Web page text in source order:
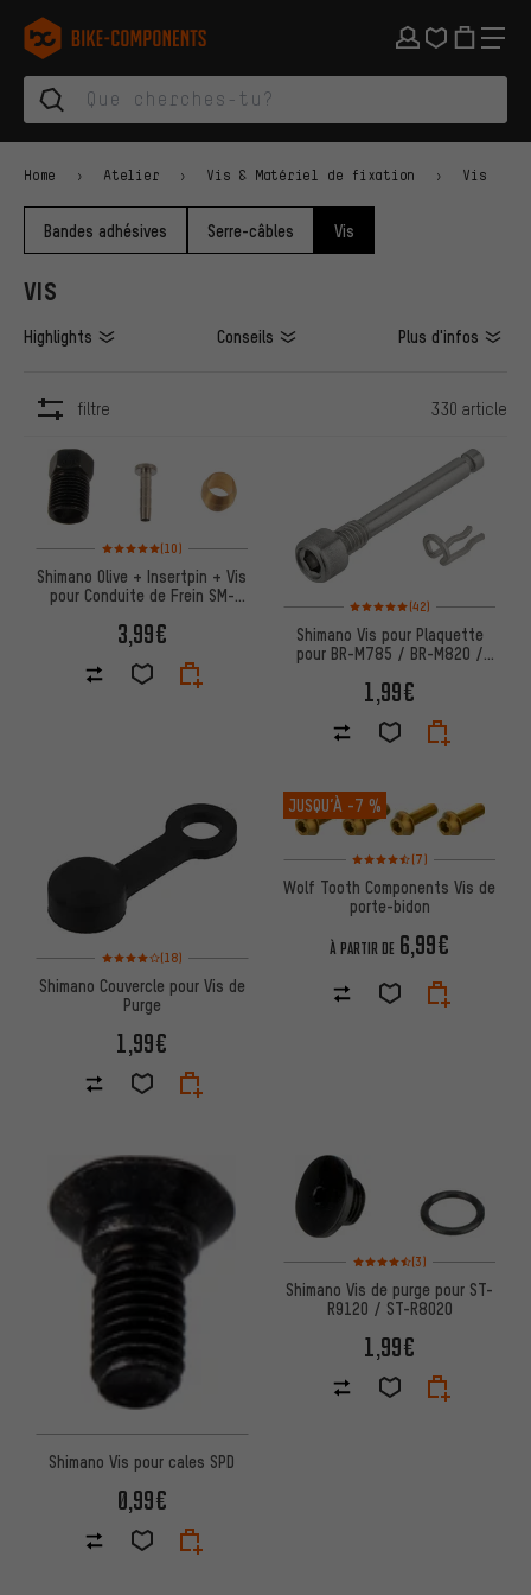
Aller à la navigation principale
Aller à la navigation des catégories
Aller au contenu
Aller aux marques et à la newsletter
Aller au pied de page
bike-components.de Page d'accueil
Home Atelier Vis & Matériel de fixation Vis
Bandes adhésives Serre-câbles Vis
VIS
Highlights Conseils Plus d'infos
filtre 330 article
ARTICLES
Note moyenne : 5 sur 5 d'après 10 avis
(10)
Shimano Olive + Insertpin + Vis
pour Conduite de Frein SM-
3,99€
Note moyenne : 5 sur 5 d'après
(42)
Shimano Vis pour Plaquette
pour BR-M785 / BR-M820 /
1,99€
Note moyenne : 4 sur 5 d'après 18 avis
(18)
Shimano Couvercle pour Vis de
Purge
1,99€
JUSQU’À -7 %
Note moyenne : 4,5 sur 5
(7)
Wolf Tooth Components Vis de
porte-bidon
À PARTIR DE 6,99€
Shimano Vis pour cales SPD
0,99€
Note moyenne : 4,5 sur 5
(3)
Shimano Vis de purge pour ST-
R9120 / ST-R8020
1,99€